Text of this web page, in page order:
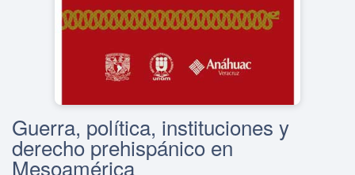
Guerra, política, instituciones y
derecho prehispánico en
Mesoamérica